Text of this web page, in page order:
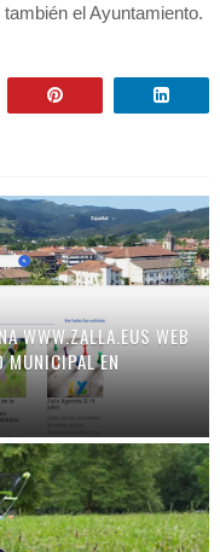
el Ayuntamiento.
WWW.ZALLA.EUS WEB
MUNICIPAL EN